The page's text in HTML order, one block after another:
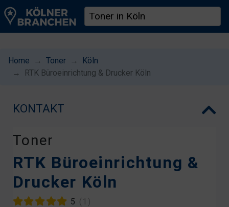
Home Toner
Köln
RTK Büroeinrichtung & Drucker Köln
KONTAKT
Toner
RTK Büroeinrichtung &
Drucker Köln
5 (1)